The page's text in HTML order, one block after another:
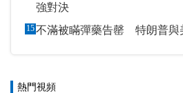
強對決
15不滿被瞞彈藥告罄 特朗普與
熱門視頻